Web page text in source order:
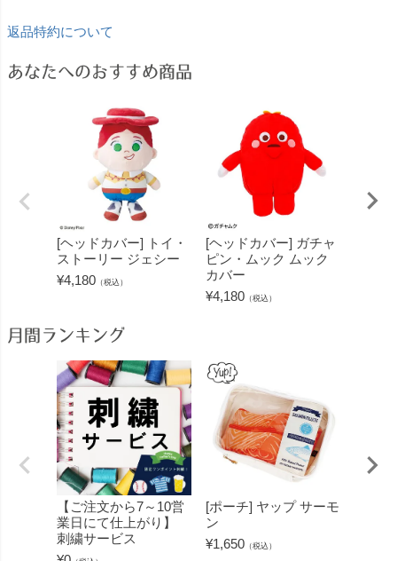
返品特約について
あなたへのおすすめ商品
[ヘッドカバー] トイ・
ストーリー ジェシー
¥4,180 （税込）
[ヘッドカバー] ガチャ
ピン・ムック ムック
カバー
¥4,180 （税込）
月間ランキング
【ご注文から7～10営
業日にて仕上がり】
刺繍サービス
[ポーチ] ヤップ サーモ
ン
¥1,650 （税込）